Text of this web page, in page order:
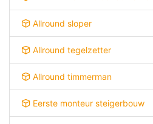
Allround sloper
Allround tegelzetter
Allround timmerman
Eerste monteur steigerbouw